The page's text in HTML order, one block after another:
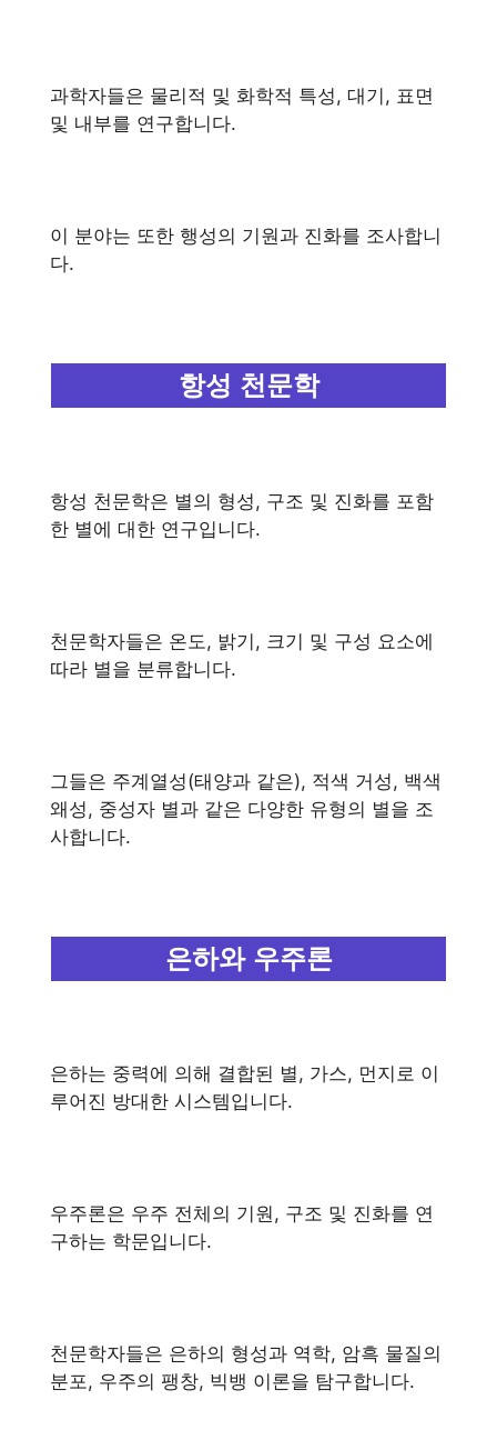
과학자들은 물리적 및 화학적 특성, 대기, 표면
및 내부를 연구합니다.
이 분야는 또한 행성의 기원과 진화를 조사합니
다.
항성 천문학
항성 천문학은 별의 형성, 구조 및 진화를 포함
한 별에 대한 연구입니다.
천문학자들은 온도, 밝기, 크기 및 구성 요소에
따라 별을 분류합니다.
그들은 주계열성(태양과 같은), 적색 거성, 백색
왜성, 중성자 별과 같은 다양한 유형의 별을 조
사합니다.
은하와 우주론
은하는 중력에 의해 결합된 별, 가스, 먼지로 이
루어진 방대한 시스템입니다.
우주론은 우주 전체의 기원, 구조 및 진화를 연
구하는 학문입니다.
천문학자들은 은하의 형성과 역학, 암흑 물질의
분포, 우주의 팽창, 빅뱅 이론을 탐구합니다.